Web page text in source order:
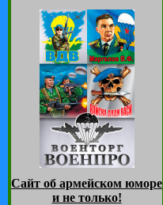
Сайт об армейском юморе
и не только!